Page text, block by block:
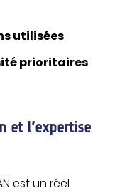
utilisées
prioritaires
et l’expertise
est un réel